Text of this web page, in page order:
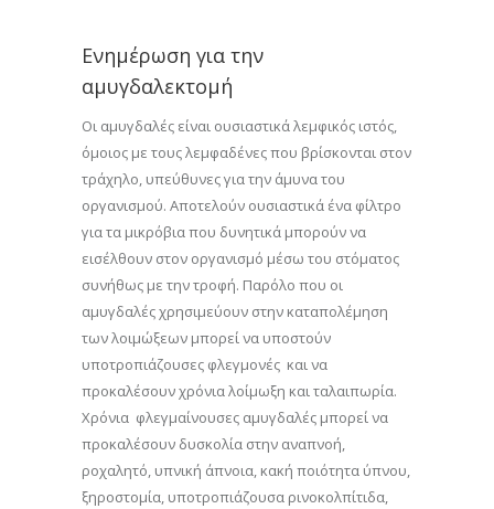
Ενημέρωση για την
αμυγδαλεκτομή
Οι αμυγδαλές είναι ουσιαστικά λεμφικός ιστός,
όμοιος με τους λεμφαδένες που βρίσκονται στον
τράχηλο, υπεύθυνες για την άμυνα του
οργανισμού. Αποτελούν ουσιαστικά ένα φίλτρο
για τα μικρόβια που δυνητικά μπορούν να
εισέλθουν στον οργανισμό μέσω του στόματος
συνήθως με την τροφή. Παρόλο που οι
αμυγδαλές χρησιμεύουν στην καταπολέμηση
των λοιμώξεων μπορεί να υποστούν
υποτροπιάζουσες φλεγμονές και να
προκαλέσουν χρόνια λοίμωξη και ταλαιπωρία.
Χρόνια φλεγμαίνουσες αμυγδαλές μπορεί να
προκαλέσουν δυσκολία στην αναπνοή,
ροχαλητό, υπνική άπνοια, κακή ποιότητα ύπνου,
ξηροστομία, υποτροπιάζουσα ρινοκολπίτιδα,